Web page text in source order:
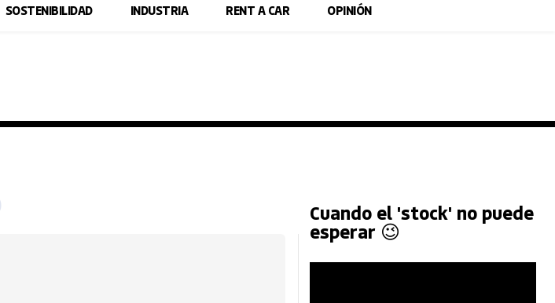
SOSTENIBILIDAD INDUSTRIA RENT A CAR OPINIÓN
Cuando el 'stock' no puede
esperar 😉